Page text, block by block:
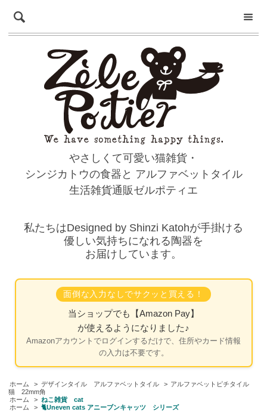
やさしくて可愛い猫雑貨・
シンジカトウの食器と アルファベットタイル
生活雑貨通販ゼルポティエ
私たちはDesigned by Shinzi Katohが手掛ける
優しい気持ちになれる陶器を
お届けしています。
面倒な入力なしでサクッと買える！
当ショップでも
【Amazon Pay】
が使えるようになりました♪
Amazonアカウントでログインするだけで、住所やカード情報
の入力は不要です。
ホーム > デザインタイル アルファベットタイル > アルファベットピチタイル
猫 22mm角
ホーム
> ねこ雑貨 cat
ホーム
> 🐈Uneven cats アニーブンキャッツ シリーズ